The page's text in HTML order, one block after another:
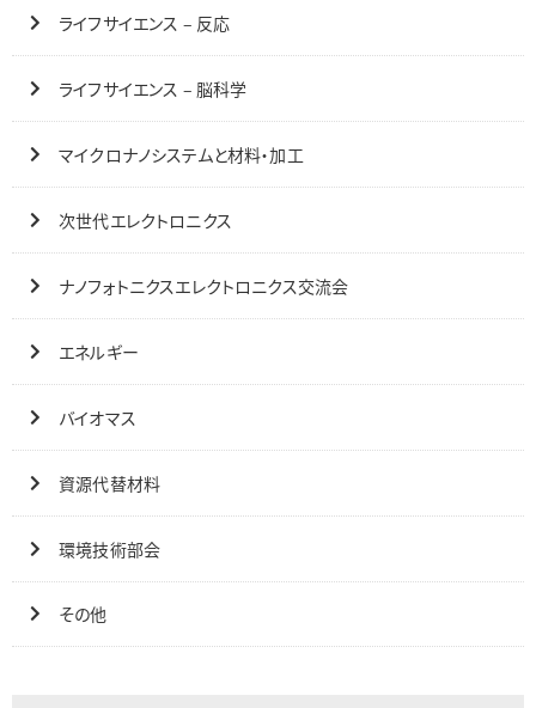
ライフサイエンス – 反応
ライフサイエンス – 脳科学
マイクロナノシステムと材料・加工
次世代エレクトロニクス
ナノフォトニクスエレクトロニクス交流会
エネルギー
バイオマス
資源代替材料
環境技術部会
その他